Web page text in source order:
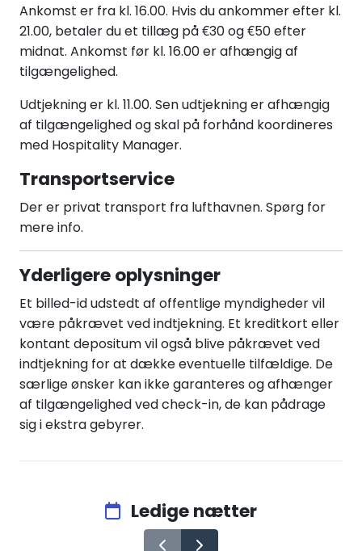
Ankomst er fra kl. 16.00. Hvis du ankommer efter kl.
21.00, betaler du et tillæg på €30 og €50 efter
midnat. Ankomst før kl. 16.00 er afhængig af
tilgængelighed.
Udtjekning er kl. 11.00. Sen udtjekning er afhængig
af tilgængelighed og skal på forhånd koordineres
med Hospitality Manager.
Transportservice
Der er privat transport fra lufthavnen. Spørg for
mere info.
Yderligere oplysninger
Et billed-id udstedt af offentlige myndigheder vil
være påkrævet ved indtjekning. Et kreditkort eller
kontant depositum vil også blive påkrævet ved
indtjekning for at dække eventuelle tilfældige. De
særlige ønsker kan ikke garanteres og afhænger
af tilgængelighed ved check-in, de kan pådrage
sig i ekstra gebyrer.
Ledige nætter